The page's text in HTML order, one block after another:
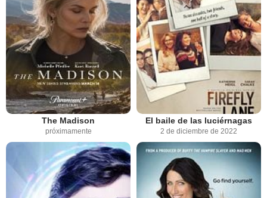
The Madison
próximamente
El baile de las luciérnagas
2 de diciembre de 2022